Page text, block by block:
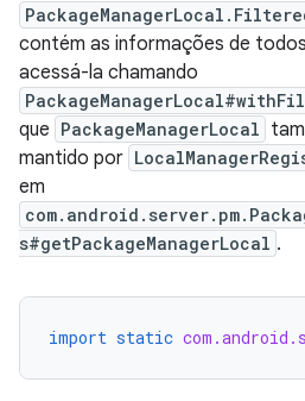
contém as informações de
acessá-la chamando
que PackageManagerLocal
mantido por
em
s#getPackageManagerLocal .
import static